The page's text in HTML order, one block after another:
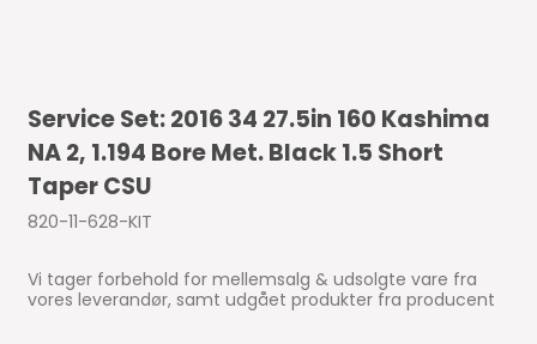
Service Set: 2016 34 27.5in 160 Kashima
NA 2, 1.194 Bore Met. Black 1.5 Short
Taper CSU
820-11-628-KIT
Vi tager forbehold for mellemsalg & udsolgte vare fra
vores leverandør, samt udgået produkter fra producent